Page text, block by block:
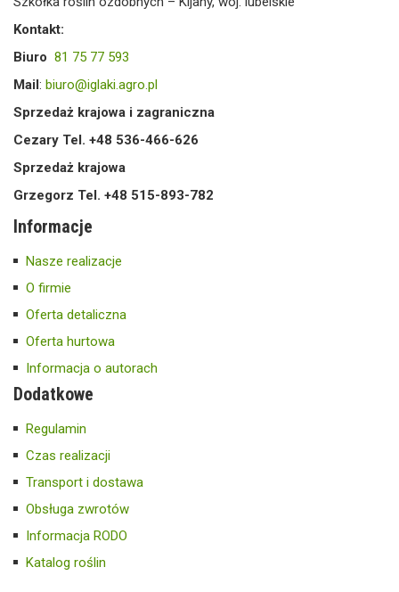
Kontakt:
Biuro 81 75 77 593
Mail: biuro@iglaki.agro.pl
Sprzedaż krajowa i zagraniczna
Cezary Tel. +48 536-466-626
Sprzedaż krajowa
Grzegorz Tel. +48 515-893-782
Informacje
Nasze realizacje
O firmie
Oferta detaliczna
Oferta hurtowa
Informacja o autorach
Dodatkowe
Regulamin
Czas realizacji
Transport i dostawa
Obsługa zwrotów
Informacja RODO
Katalog roślin